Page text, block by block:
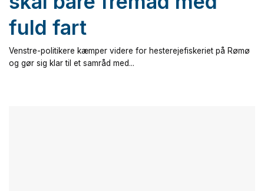
fuld fart
Venstre-politikere kæmper videre for hesterejefiskeriet på Rømø
og gør sig klar til et samråd med...